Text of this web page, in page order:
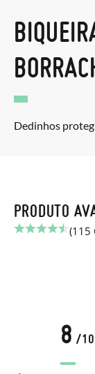
Dedinhos
PRODUTO
(115
8 /10